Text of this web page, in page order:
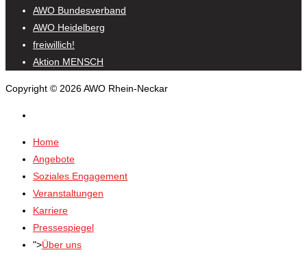
AWO Bundesverband
AWO Heidelberg
freiwillich!
Aktion MENSCH
Copyright © 2026 AWO Rhein-Neckar
Home
Angebote
Soziales Engagement
Veranstaltungen
Karriere
Pressespiegel
">Über uns